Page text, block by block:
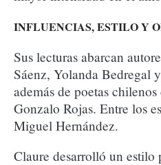
INFLUENCIAS, ESTILO Y
Sus lecturas abarcan
Sáenz, Yolanda Bedregal
además de poetas
Gonzalo Rojas. Entre los
Miguel Hernández.
Claure desarrolló un estilo